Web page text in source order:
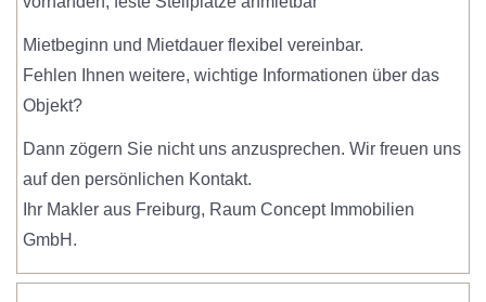
Mietbeginn und Mietdauer flexibel vereinbar.
Fehlen Ihnen weitere, wichtige Informationen über das
Objekt?
Dann zögern Sie nicht uns anzusprechen. Wir freuen uns
auf den persönlichen Kontakt.
Ihr Makler aus Freiburg, Raum Concept Immobilien
GmbH.